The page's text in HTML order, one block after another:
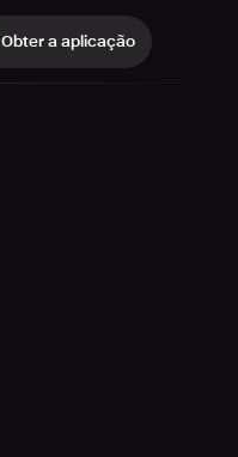
Obter a aplicação